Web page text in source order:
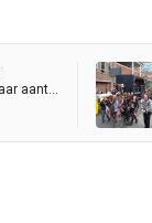
aantal